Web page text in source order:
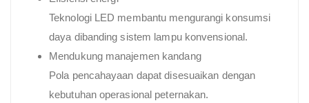
Teknologi LED membantu mengurangi konsumsi
daya dibanding sistem lampu konvensional.
Mendukung manajemen kandang
Pola pencahayaan dapat disesuaikan dengan
kebutuhan operasional peternakan.